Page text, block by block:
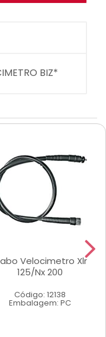
BIZ*
Velocimetro Xlr
125/Nx 200
Código: 12138
Embalagem: PC